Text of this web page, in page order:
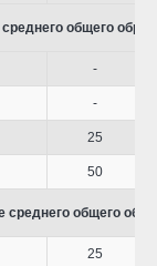
общего
-
-
25
50
общего
25